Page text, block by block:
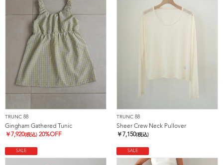
TRUNC 88
Gingham Gathered Tunic
￥ 7,920(税込) 20%OFF
TRUNC 88
Sheer Crew Neck Pullover
￥ 7,150(税込)
SALE SALE